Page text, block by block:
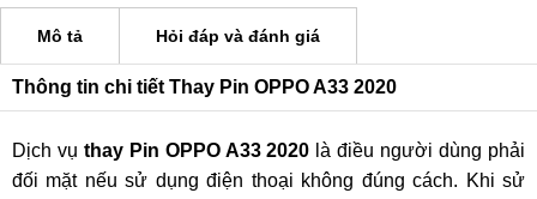
Mô tả Hỏi đáp và đánh giá
Thông tin chi tiết Thay Pin OPPO A33 2020
Dịch vụ thay Pin OPPO A33 2020 là điều người dùng phải
đối mặt nếu sử dụng điện thoại không đúng cách. Khi sử